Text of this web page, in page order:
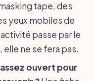
tape, des
yeux mobiles de
passe par le
ne se fera pas.
ouvert pour